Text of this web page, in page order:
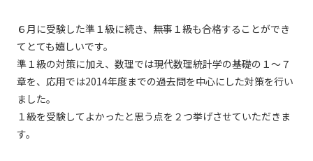
６月に受験した準１級に続き、無事１級も合格することができ
てとても嬉しいです。
準１級の対策に加え、数理では現代数理統計学の基礎の１～７
章を、応用では2014年度までの過去問を中心にした対策を行い
ました。
１級を受験してよかったと思う点を２つ挙げさせていただきま
す。